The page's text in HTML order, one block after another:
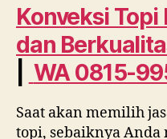
Konveksi Topi
dan
WA 0815-
Saat akan memilih
topi, sebaiknya